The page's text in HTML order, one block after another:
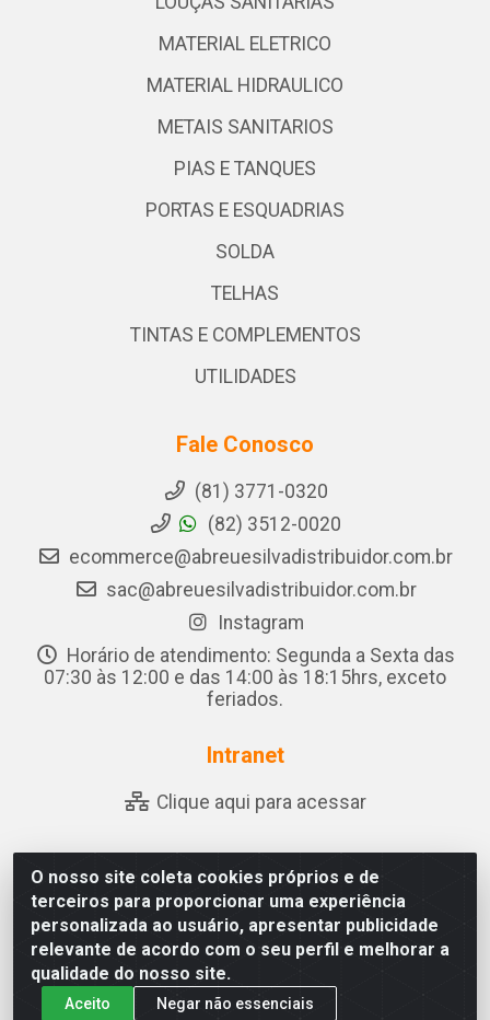
O nosso site coleta cookies próprios e de
terceiros para proporcionar uma experiência
personalizada ao usuário, apresentar publicidade
relevante de acordo com o seu perfil e melhorar a
qualidade do nosso site.
Aceito Negar não essenciais
MATERIAL ELETRICO
MATERIAL HIDRAULICO
METAIS SANITARIOS
PIAS E TANQUES
PORTAS E ESQUADRIAS
SOLDA
TELHAS
TINTAS E COMPLEMENTOS
UTILIDADES
Fale Conosco
(81) 3771-0320
(82) 3512-0020
ecommerce@abreuesilvadistribuidor.com.br
sac@abreuesilvadistribuidor.com.br
Instagram
Horário de atendimento: Segunda a Sexta das
07:30 às 12:00 e das 14:00 às 18:15hrs, exceto
feriados.
Intranet
Clique aqui para acessar
Abreu & Silva - Rua Padre Jose de Souza Leite, 265 - Ariado,
Olho D'Água das Flores/AL - CEP 57.442-000 - CNPJ
04.790.656/0001-06